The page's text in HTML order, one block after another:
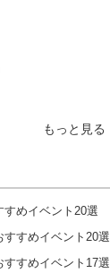
もっと見る
めイベント20選
すめイベント20選
すめイベント17選